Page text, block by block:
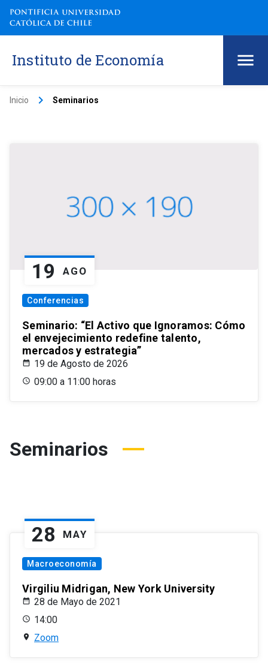
Instituto de Economía
Inicio keyboard_arrow_right Seminarios
19 AGO
Conferencias
Seminario: “El Activo que Ignoramos: Cómo
el envejecimiento redefine talento,
mercados y estrategia”
19 de Agosto de 2026
09:00 a 11:00 horas
Seminarios
28 MAY
Macroeconomía
Virgiliu Midrigan, New York University
28 de Mayo de 2021
14:00
Zoom